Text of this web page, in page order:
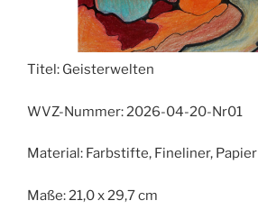
Titel: Geisterwelten
WVZ-Nummer: 2026-04-20-Nr01
Material: Farbstifte, Fineliner, Papier
Maße: 21,0 x 29,7 cm